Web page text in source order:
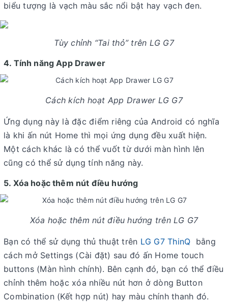
biểu tượng là vạch màu sắc nổi bật hay vạch đen.
Tùy chỉnh “Tai thỏ” trên LG G7
4. Tính năng App Drawer
Cách kích hoạt App Drawer LG G7
Ứng dụng này là đặc điểm riêng của Android có nghĩa
là khi ấn nút Home thì mọi ứng dụng đều xuất hiện.
Một cách khác là có thể vuốt từ dưới màn hình lên
cũng có thể sử dụng tính năng này.
5. Xóa hoặc thêm nút điều hướng
Xóa hoặc thêm nút điều hướng trên LG G7
Bạn có thể sử dụng thủ thuật trên LG G7 ThinQ bằng
cách mở Settings (Cài đặt) sau đó ấn Home touch
buttons (Màn hình chính). Bên cạnh đó, bạn có thể điều
chỉnh thêm hoặc xóa nhiều nút hơn ở dòng Button
Combination (Kết hợp nút) hay màu chính thanh đó.